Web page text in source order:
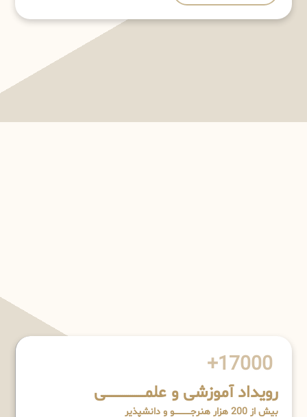
17000+
رویداد آموزشی و علمـــــــــــــــــــی
بیش از 200 هزار هنرجــــــــــــو و دانشپذیر